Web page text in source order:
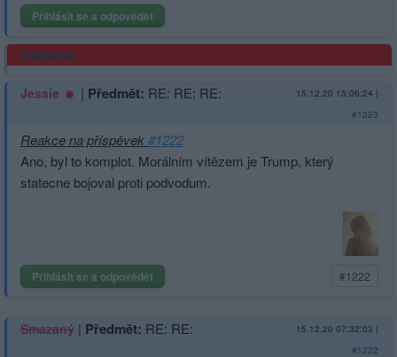
Přihlásit se a odpovědět
Reklama
Jessie | Předmět: RE: RE: RE: 15.12.20 15:06:24 |
#1223
Reakce na příspěvek#1222
Ano, byl to komplot. Morálním vítězem je Trump, který
statecne bojoval proti podvodum.
Přihlásit se a odpovědět #1222
Smazaný | Předmět: RE: RE: 15.12.20 07:32:03 |
#1222